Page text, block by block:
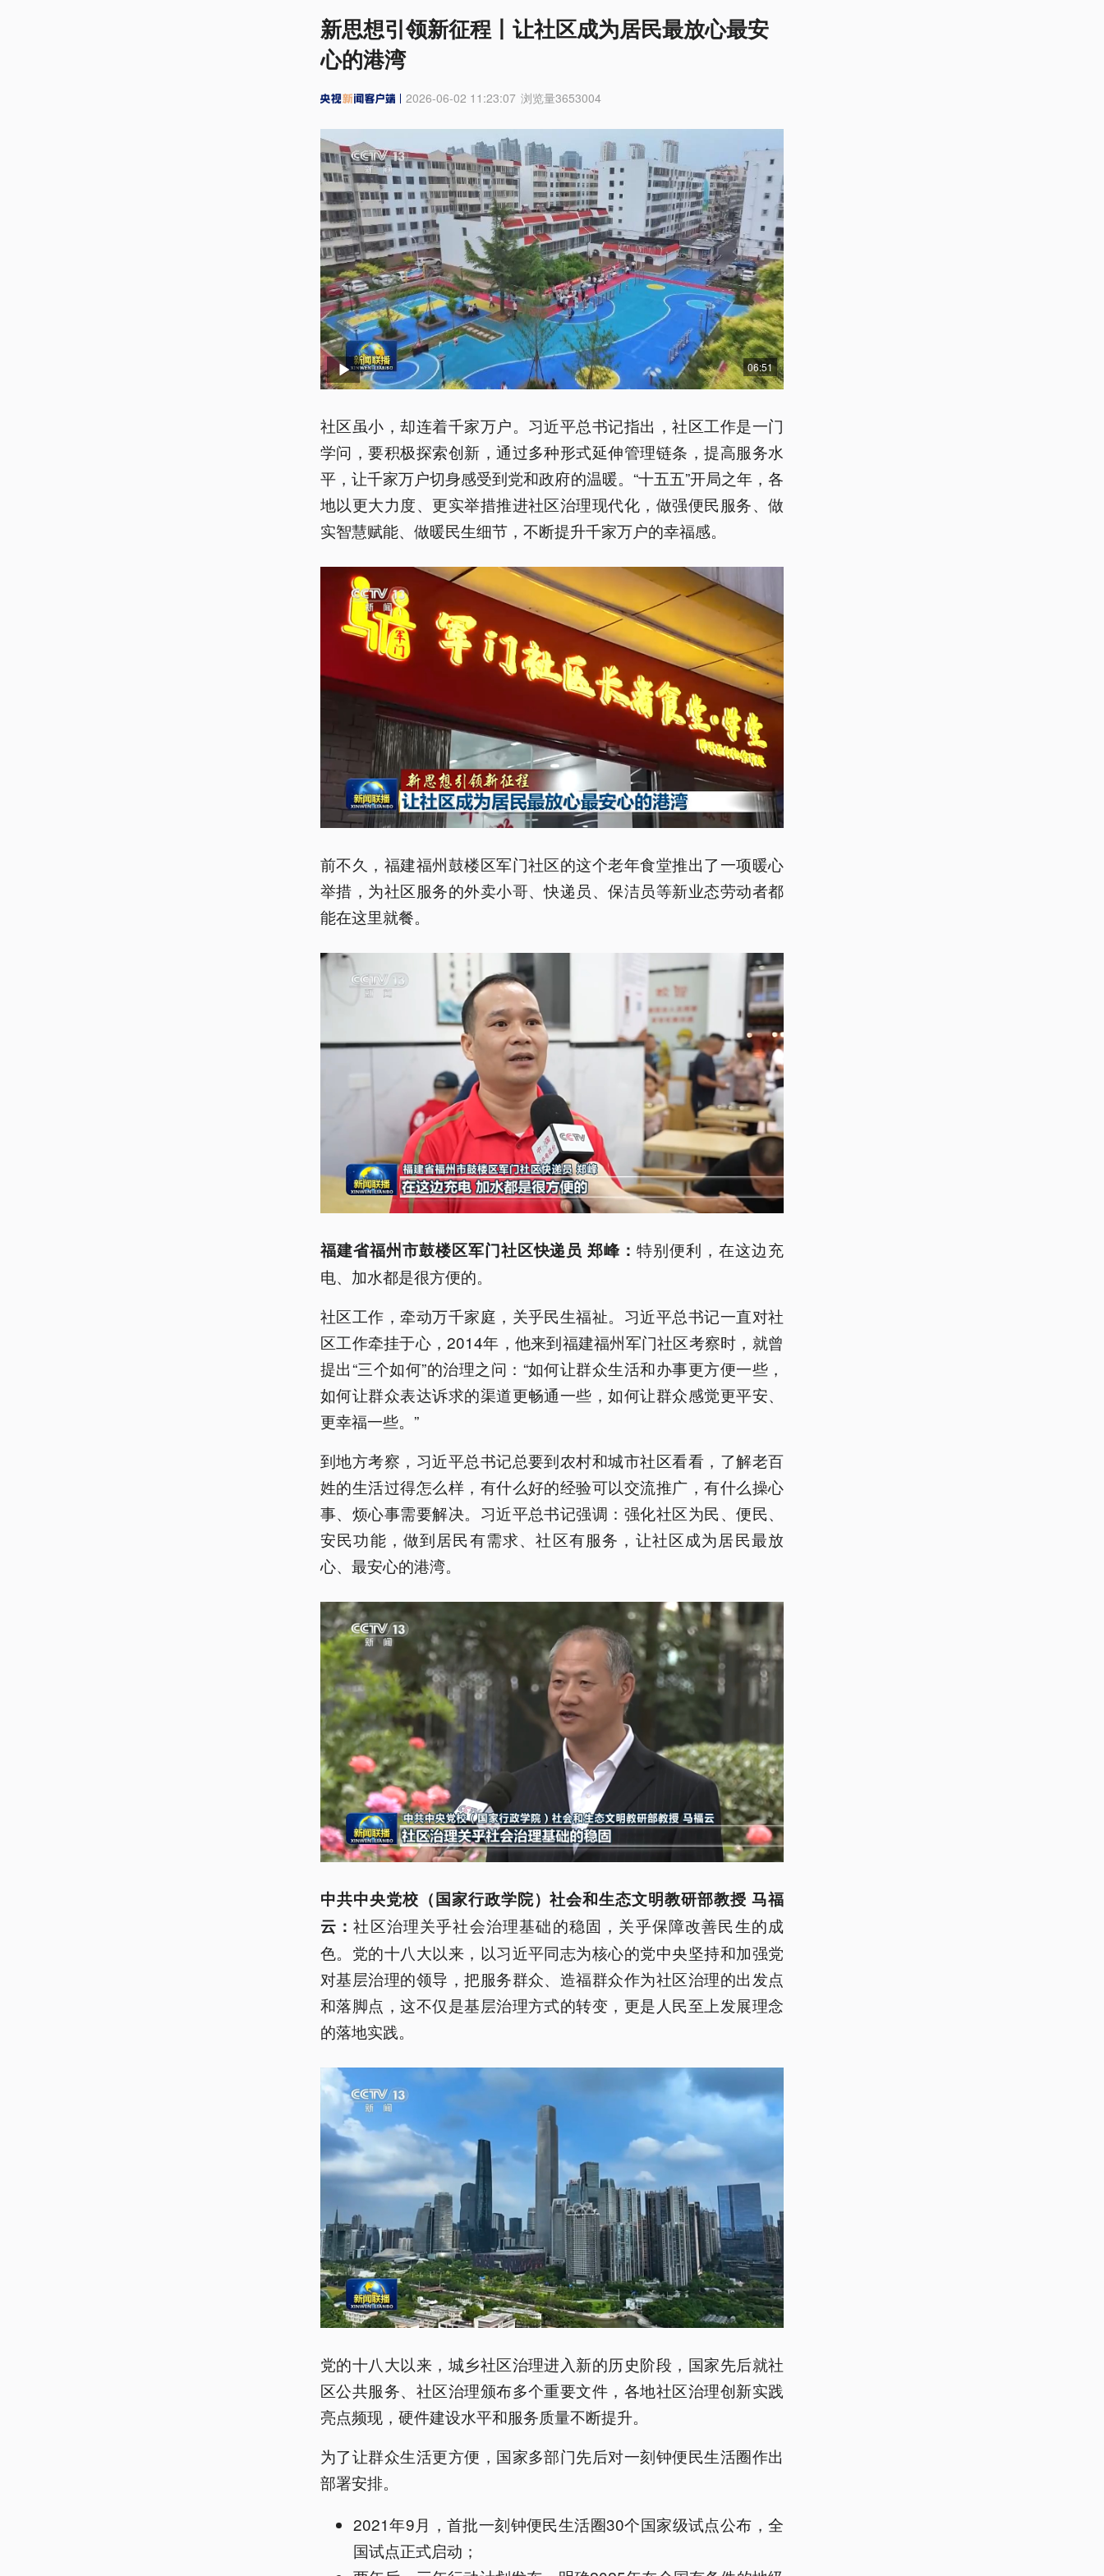
新思想引领新征程丨让社区成为居民最放心最安
心的港湾
2026-06-02 11:23:07 浏览量3653004
06:51
社区虽小，却连着千家万户。习近平总书记指出，社区工作是一门
学问，要积极探索创新，通过多种形式延伸管理链条，提高服务水
平，让千家万户切身感受到党和政府的温暖。“十五五”开局之年，各
地以更大力度、更实举措推进社区治理现代化，做强便民服务、做
实智慧赋能、做暖民生细节，不断提升千家万户的幸福感。
前不久，福建福州鼓楼区军门社区的这个老年食堂推出了一项暖心
举措，为社区服务的外卖小哥、快递员、保洁员等新业态劳动者都
能在这里就餐。
福建省福州市鼓楼区军门社区快递员 郑峰：特别便利，在这边充
电、加水都是很方便的。
社区工作，牵动万千家庭，关乎民生福祉。习近平总书记一直对社
区工作牵挂于心，2014年，他来到福建福州军门社区考察时，就曾
提出“三个如何”的治理之问：“如何让群众生活和办事更方便一些，
如何让群众表达诉求的渠道更畅通一些，如何让群众感觉更平安、
更幸福一些。”
到地方考察，习近平总书记总要到农村和城市社区看看，了解老百
姓的生活过得怎么样，有什么好的经验可以交流推广，有什么操心
事、烦心事需要解决。习近平总书记强调：强化社区为民、便民、
安民功能，做到居民有需求、社区有服务，让社区成为居民最放
心、最安心的港湾。
中共中央党校（国家行政学院）社会和生态文明教研部教授 马福
云：社区治理关乎社会治理基础的稳固，关乎保障改善民生的成
色。党的十八大以来，以习近平同志为核心的党中央坚持和加强党
对基层治理的领导，把服务群众、造福群众作为社区治理的出发点
和落脚点，这不仅是基层治理方式的转变，更是人民至上发展理念
的落地实践。
党的十八大以来，城乡社区治理进入新的历史阶段，国家先后就社
区公共服务、社区治理颁布多个重要文件，各地社区治理创新实践
亮点频现，硬件建设水平和服务质量不断提升。
为了让群众生活更方便，国家多部门先后对一刻钟便民生活圈作出
部署安排。
2021年9月，首批一刻钟便民生活圈30个国家级试点公布，全
国试点正式启动；